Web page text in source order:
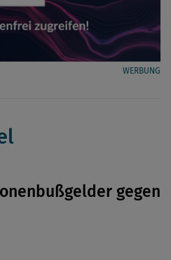
WERBUNG
gegen